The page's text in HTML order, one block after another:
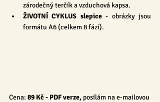
zárodečný terčík a vzduchová kapsa.
ŽIVOTNÍ CYKLUS slepice - obrázky jsou
formátu A6 (celkem 8 fází).
Cena: 89 Kč - PDF verze, posílám na e-mailovou